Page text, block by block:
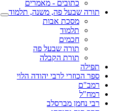
כתובים - מאמרים
תורה שבעל פה, משנה, תלמוד
מסכת אבות
תלמוד
חכמים
תורה שבעל פה
תורת הקבלה
תפילה
ספר הכוזרי לרבי יהודה הלוי
רמב"ם
רמח"ל
רבי נחמן מברסלב